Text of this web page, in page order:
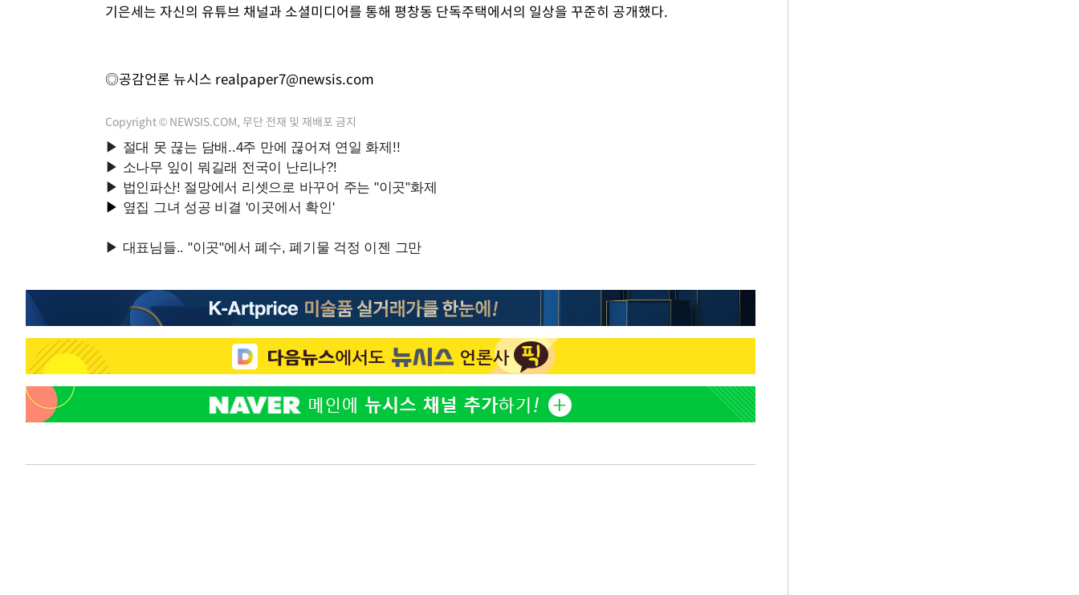
기은세는 자신의 유튜브 채널과 소셜미디어를 통해 평창동 단독주택에서의 일상을 꾸준히 공개했다.
◎공감언론 뉴시스 realpaper7@newsis.com
Copyright © NEWSIS.COM, 무단 전재 및 재배포 금지